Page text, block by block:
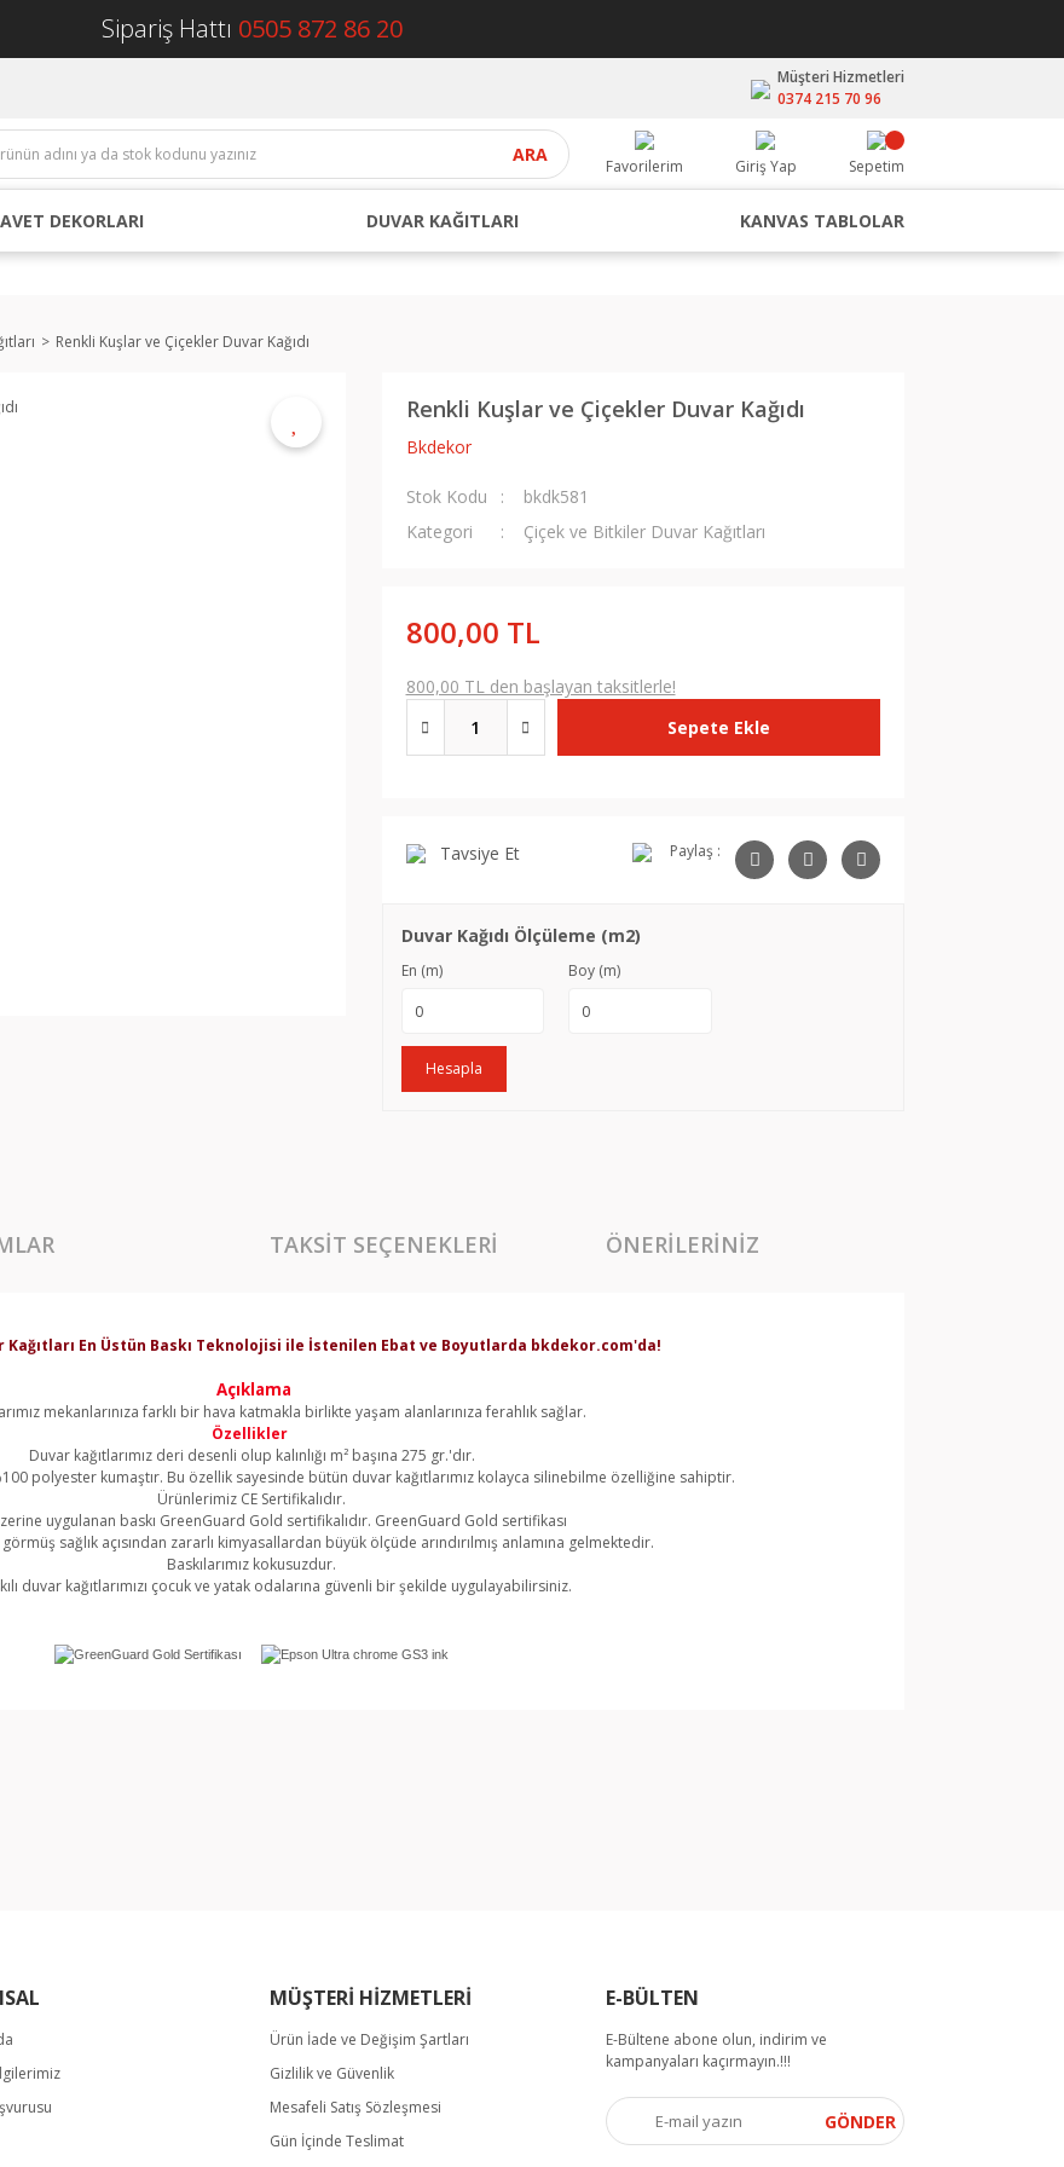
Sipariş Hattı 0505 872 86 20
Müşteri Hizmetleri
0374 215 70 96
ARA
Favorilerim Giriş Yap Sepetim
DEKORLARI DUVAR KAĞITLARI KANVAS TABLOLAR
Renkli Kuşlar ve Çiçekler Duvar Kağıdı
Renkli Kuşlar ve Çiçekler Duvar Kağıdı
Bkdekor
Stok Kodu
bkdk581
Kategori
Çiçek ve Bitkiler Duvar Kağıtları
800,00 TL
800,00 TL den başlayan taksitlerle!
Sepete Ekle
Tavsiye Et Paylaş :
Duvar Kağıdı Ölçüleme (m2)
En (m) Boy (m)
Hesapla
TAKSIT SEÇENEKLERI ÖNERILERINIZ
Kağıtları En Üstün Baskı Teknolojisi ile İstenilen Ebat ve Boyutlarda bkdekor.com'da!
Açıklama
mekanlarınıza farklı bir hava katmakla birlikte yaşam alanlarınıza ferahlık sağlar.
Özellikler
Duvar kağıtlarımız deri desenli olup kalınlığı m² başına 275 gr.'dır.
polyester kumaştır. Bu özellik sayesinde bütün duvar kağıtlarımız kolayca silinebilme özelliğine sahiptir.
Ürünlerimiz CE Sertifikalıdır.
uygulanan baskı GreenGuard Gold sertifikalıdır. GreenGuard Gold sertifikası
sağlık açısından zararlı kimyasallardan büyük ölçüde arındırılmış anlamına gelmektedir.
Baskılarımız kokusuzdur.
duvar kağıtlarımızı çocuk ve yatak odalarına güvenli bir şekilde uygulayabilirsiniz.
MÜŞTERİ HİZMETLERİ
Ürün İade ve Değişim Şartları
Gizlilik ve Güvenlik
Mesafeli Satış Sözleşmesi
Gün İçinde Teslimat
E-BÜLTEN
E-Bültene abone olun, indirim ve
kampanyaları kaçırmayın.!!!
GÖNDER